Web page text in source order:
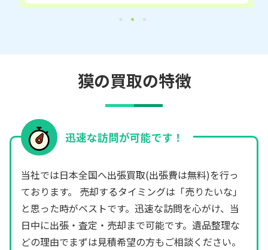
獏の買取の特徴
迅速な訪問が可能です！
当社では日本全国へ出張買取(出張費は無料)を行っ
ております。 売却するタイミングは「売りたいな」
と思った時がベストです。迅速な訪問を心がけ、当
日中に出張・査定・売却まで可能です。遺品整理な
どの理由でまずは見積希望の方もご相談ください。